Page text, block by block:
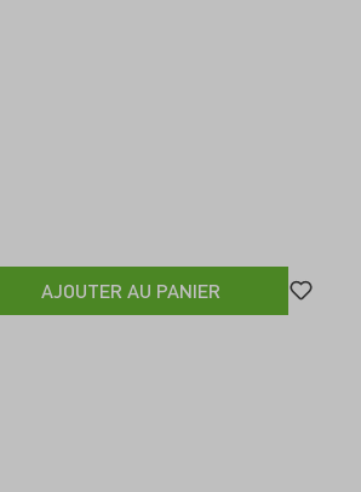
AJOUTER AU PANIER